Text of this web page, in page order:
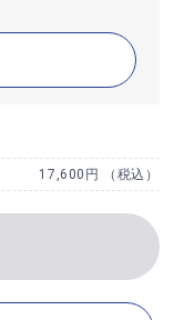
17,600円 （税込）